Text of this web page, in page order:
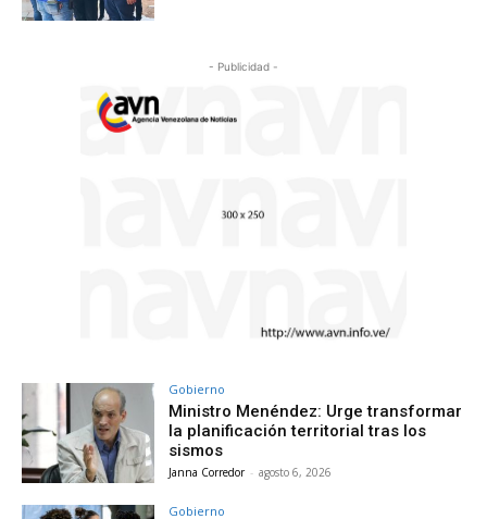
- Publicidad -
Gobierno
Ministro Menéndez: Urge transformar
la planificación territorial tras los
sismos
Janna Corredor - agosto 6, 2026
Gobierno